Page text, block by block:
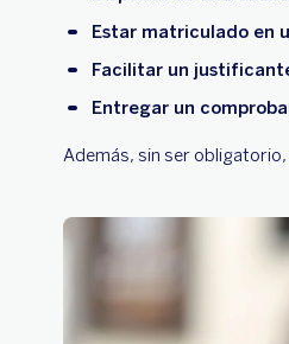
Estar matriculado en
Facilitar un
Entregar un
Además, sin ser obligatorio,